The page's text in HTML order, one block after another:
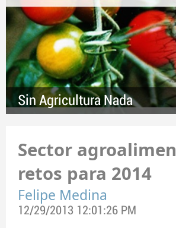
Sin Agricultura Nada
Sector
retos para 2014
Felipe Medina
12/29/2013 12:01:26 PM